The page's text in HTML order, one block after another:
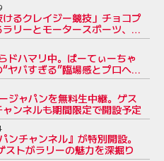
るクレイジー競技」チョコプ
リーとモータースポーツ、そ
ドハマリ中。ぱーてぃーちゃ
ヤバすぎる”臨場感とプロへの
ジャパンを無料生中継。ゲス
ンネルも期間限定で開設予定
ンチャンネル』が特別開設。
ストがラリーの魅力を深掘り